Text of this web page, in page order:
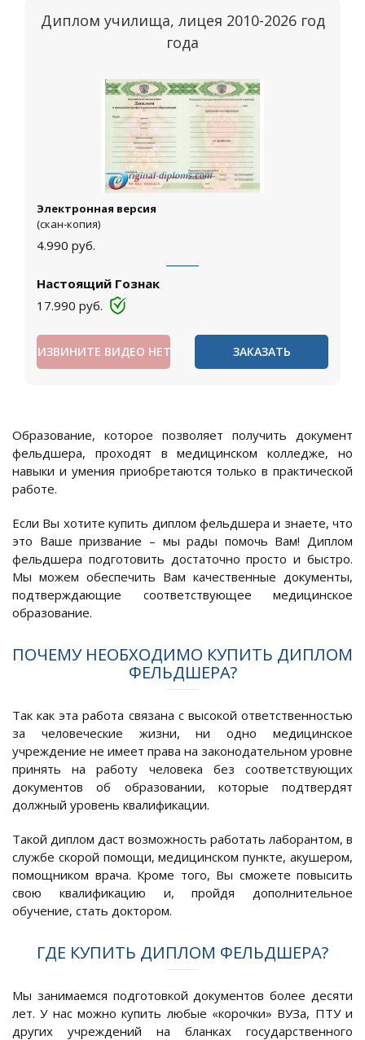
Диплом училища, лицея 2010-2026 год
года
Электронная версия
(скан-копия)
4.990 руб.
Настоящий Гознак
17.990 руб.
ИЗВИНИТЕ ВИДЕО НЕТ ЗАКАЗАТЬ
Образование, которое позволяет получить документ
фельдшера, проходят в медицинском колледже, но
навыки и умения приобретаются только в практической
работе.
Если Вы хотите купить диплом фельдшера и знаете, что
это Ваше призвание – мы рады помочь Вам! Диплом
фельдшера подготовить достаточно просто и быстро.
Мы можем обеспечить Вам качественные документы,
подтверждающие соответствующее медицинское
образование.
ПОЧЕМУ НЕОБХОДИМО КУПИТЬ ДИПЛОМ
ФЕЛЬДШЕРА?
Так как эта работа связана с высокой ответственностью
за человеческие жизни, ни одно медицинское
учреждение не имеет права на законодательном уровне
принять на работу человека без соответствующих
документов об образовании, которые подтвердят
должный уровень квалификации.
Такой диплом даст возможность работать лаборантом, в
службе скорой помощи, медицинском пункте, акушером,
помощником врача. Кроме того, Вы сможете повысить
свою квалификацию и, пройдя дополнительное
обучение, стать доктором.
ГДЕ КУПИТЬ ДИПЛОМ ФЕЛЬДШЕРА?
Мы занимаемся подготовкой документов более десяти
лет. У нас можно купить любые «корочки» ВУЗа, ПТУ и
других учреждений на бланках государственного